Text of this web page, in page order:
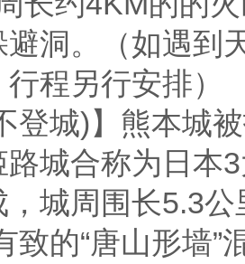
避洞。（如遇到
程另行安排）
登城)】熊本城
路城合称为日本
城周围长5.3
致的“唐山形墙